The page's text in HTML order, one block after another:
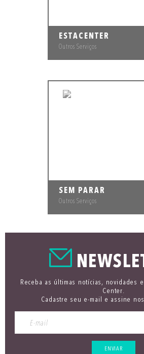
ESTACENTER
Outros Serviços
SEM PARAR
Outros Serviços
Receba as últimas notícias, novidades
Center.
Cadastre seu e-mail e assine
ENVIAR